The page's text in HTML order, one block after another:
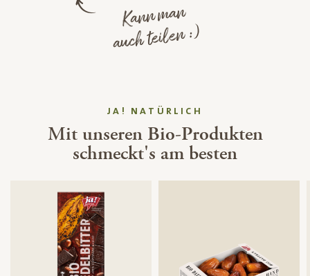
Kann man
auch teilen :)
JA! NATÜRLICH
Mit unseren Bio-Produkten
schmeckt's am besten